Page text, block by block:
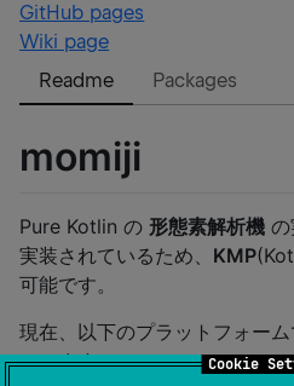
Cookie
GitHub pages
Wiki page
Readme
Packages
momiji
Pure Kotlin の 形態素解析機
実装されているため、 KMP
可能です。
現在、以下のプラットフォー
ています。